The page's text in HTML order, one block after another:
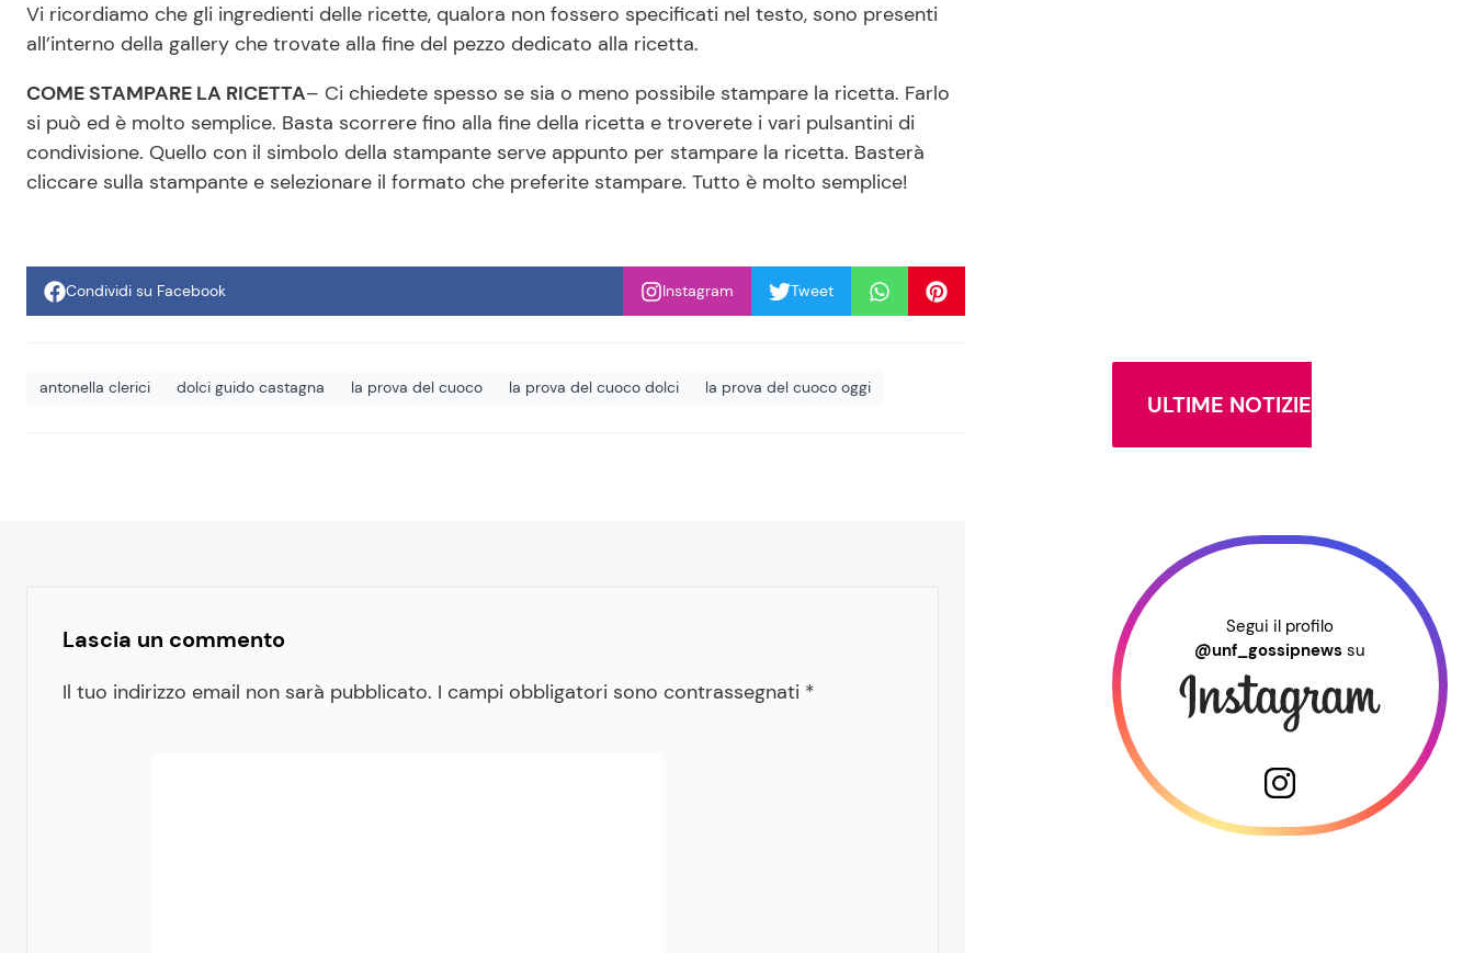
Vi ricordiamo che gli ingredienti delle ricette, qualora non fossero specificati nel testo, sono presenti
all’interno della gallery che trovate alla fine del pezzo dedicato alla ricetta.
COME STAMPARE LA RICETTA– Ci chiedete spesso se sia o meno possibile stampare la ricetta. Farlo
si può ed è molto semplice. Basta scorrere fino alla fine della ricetta e troverete i vari pulsantini di
condivisione. Quello con il simbolo della stampante serve appunto per stampare la ricetta. Basterà
cliccare sulla stampante e selezionare il formato che preferite stampare. Tutto è molto semplice!
Condividi su Facebook Instagram Tweet
antonella clerici dolci guido castagna la prova del cuoco la prova del cuoco dolci la prova del cuoco oggi
Lascia un commento
Il tuo indirizzo email non sarà pubblicato. I campi obbligatori sono contrassegnati *
ULTIME NOTIZIE
Segui il profilo
@unf_gossipnews su